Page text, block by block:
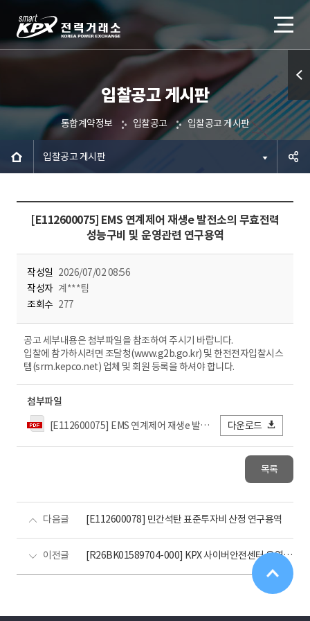
입찰공고 게시판
통합계약정보 입찰공고 입찰공고 게시판
입찰공고 게시판
기
[E112600075] EMS 연계제어 재생e 발전소의 무효전력
성능구비 및 운영관련 연구용역
작성일 2026/07/02 08:56
작성자 계***팀
조회수 277
공고 세부내용은 첨부파일을 참조하여 주시기 바랍니다.
입찰에 참가하시려면 조달청(www.g2b.go.kr) 및 한전전자입찰시스
템(srm.kepco.net) 업체 및 회원 등록을 하셔야 합니다.
첨부파일
[E112600075] EMS 연계제어 재생e 발전소의 무효전력 성능구비 및 운영관련 연구용역.pdf
다운로드
목록
다음글 [E112600078] 민간석탄 표준투자비 산정 연구용역
이전글 [R26BK01589704-000] KPX 사이버안전센터 운영 위탁 용역(긴급공고)
퀵메
뉴 열
기